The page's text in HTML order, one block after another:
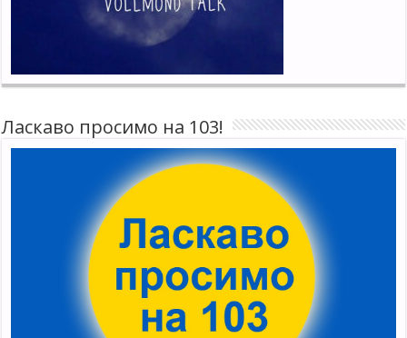
Ласкаво просимо на 103!